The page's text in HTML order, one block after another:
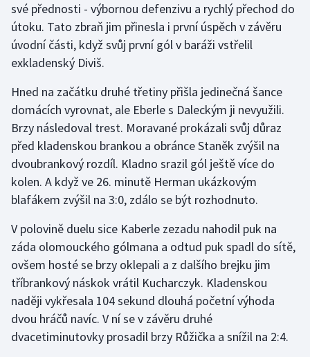
Házená
Jezdectví
Krasobruslení
Lezení
Lyže a snowboard
Motorsport
Olympijské hry
Parasport
své přednosti - výbornou defenzivu a rychlý přechod do
útoku. Tato zbraň jim přinesla i první úspěch v závěru
úvodní části, když svůj první gól v baráži vstřelil
exkladenský Diviš.
Hned na začátku druhé třetiny přišla jedinečná šance
domácích vyrovnat, ale Eberle s Daleckým ji nevyužili.
Brzy následoval trest. Moravané prokázali svůj důraz
před kladenskou brankou a obránce Staněk zvýšil na
dvoubrankový rozdíl. Kladno srazil gól ještě více do
kolen. A když ve 26. minutě Herman ukázkovým
blafákem zvýšil na 3:0, zdálo se být rozhodnuto.
V polovině duelu sice Kaberle zezadu nahodil puk na
záda olomouckého gólmana a odtud puk spadl do sítě,
ovšem hosté se brzy oklepali a z dalšího brejku jim
tříbrankový náskok vrátil Kucharczyk. Kladenskou
naději vykřesala 104 sekund dlouhá početní výhoda
dvou hráčů navíc. V ní se v závěru druhé
dvacetiminutovky prosadil brzy Růžička a snížil na 2:4.